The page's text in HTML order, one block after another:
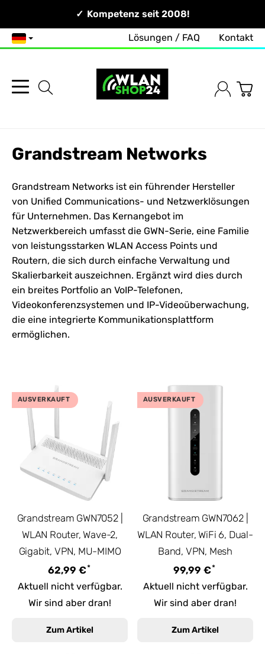
Persönlich & Erreichbar!Kompetenz seit 2008!
Deutsch Lösungen / FAQ Kontakt
Grandstream Networks
Grandstream Networks ist ein führender Hersteller
von Unified Communications- und Netzwerklösungen
für Unternehmen. Das Kernangebot im
Netzwerkbereich umfasst die GWN-Serie, eine Familie
von leistungsstarken WLAN Access Points und
Routern, die sich durch einfache Verwaltung und
Skalierbarkeit auszeichnen. Ergänzt wird dies durch
ein breites Portfolio an VoIP-Telefonen,
Videokonferenzsystemen und IP-Videoüberwachung,
die eine integrierte Kommunikationsplattform
ermöglichen.
AUSVERKAUFT
Grandstream GWN7052 |
WLAN Router, Wave-2,
Gigabit, VPN, MU-MIMO
62,99 €*
Aktuell nicht verfügbar.
Wir sind aber dran!
Zum Artikel
AUSVERKAUFT
Grandstream GWN7062 |
WLAN Router, WiFi 6, Dual-
Band, VPN, Mesh
99,99 €*
Aktuell nicht verfügbar.
Wir sind aber dran!
Zum Artikel